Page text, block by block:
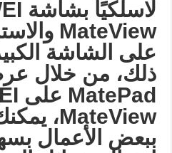
لاسلكيًا بشاشة
MateView
على الشاشة
ذلك، من خلال
MatePad على
MateView،
ببعض الأعمال